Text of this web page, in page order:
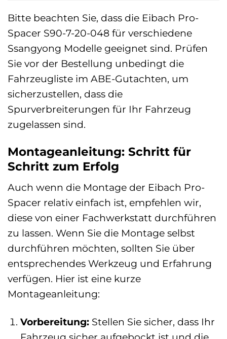
Bitte beachten Sie, dass die Eibach Pro-
Spacer S90-7-20-048 für verschiedene
Ssangyong Modelle geeignet sind. Prüfen
Sie vor der Bestellung unbedingt die
Fahrzeugliste im ABE-Gutachten, um
sicherzustellen, dass die
Spurverbreiterungen für Ihr Fahrzeug
zugelassen sind.
Montageanleitung: Schritt für
Schritt zum Erfolg
Auch wenn die Montage der Eibach Pro-
Spacer relativ einfach ist, empfehlen wir,
diese von einer Fachwerkstatt durchführen
zu lassen. Wenn Sie die Montage selbst
durchführen möchten, sollten Sie über
entsprechendes Werkzeug und Erfahrung
verfügen. Hier ist eine kurze
Montageanleitung:
Vorbereitung:Stellen Sie sicher, dass Ihr